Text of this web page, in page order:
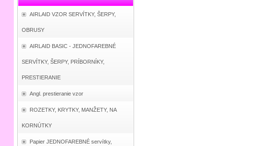
AIRLAID VZOR SERVÍTKY, ŠERPY,
OBRUSY
AIRLAID BASIC - JEDNOFAREBNÉ
SERVÍTKY, ŠERPY, PRÍBORNÍKY,
PRESTIERANIE
Angl. prestieranie vzor
ROZETKY, KRYTKY, MANŽETY, NA
KORNÚTKY
Papier JEDNOFAREBNÉ servítky,